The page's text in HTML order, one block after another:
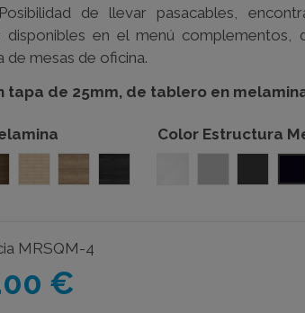
de llevar pasacables,
disponibles en el menú complementos,
de mesas de oficina.
tapa de 25mm, de tablero en
Color Estructura
MRSQM-4
€